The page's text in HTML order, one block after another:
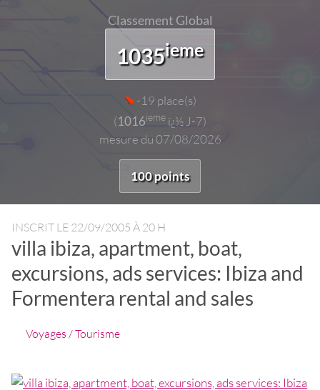
Classement Global
1035ieme
-19 place(s)
(1016iemeï¿½ J-7)
mesure du 07/08/2026
100 points
INSCRIT LE 22/09/2005 À 20 H
villa ibiza, apartment, boat,
excursions, ads services: Ibiza and
Formentera rental and sales
Voyages / Tourisme